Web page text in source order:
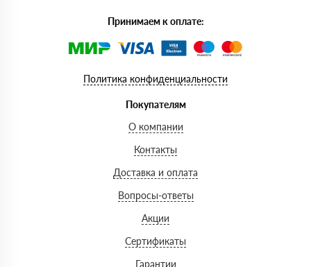
Принимаем к оплате:
Политика конфиденциальности
Покупателям
О компании
Контакты
Доставка и оплата
Вопросы-ответы
Акции
Сертификаты
Гарантии